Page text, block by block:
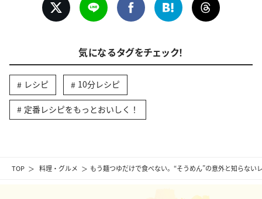
TOP 料理・グルメ もう麺つゆだけで食べない。“そうめん”の意外と知らな
気になるタグをチェック！
レシピ 10分レシピ
定番レシピをもっとおいしく！